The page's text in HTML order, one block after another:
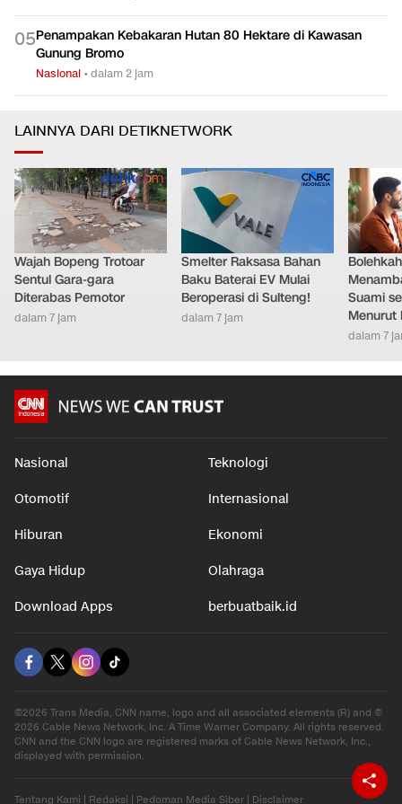
05Penampakan Kebakaran Hutan 80 Hektare di Kawasan
Gunung Bromo
Nasional •dalam 2 jam
LAINNYA DARI DETIKNETWORK
Wajah Bopeng Trotoar
Sentul Gara-gara
Diterabas Pemotor
dalam 7 jam
Smelter Raksasa Bahan
Baku Baterai EV Mulai
Beroperasi di Sulteng!
dalam 7 jam
Suami
Menurut
dalam 7
Nasional Teknologi
Otomotif Internasional
Hiburan Ekonomi
Gaya Hidup Olahraga
Download Apps berbuatbaik.id
©2026 Trans Media, CNN name, logo and all associated elements (R) and ©
2026 Cable News Network, Inc. A Time Warner Company. All rights reserved.
CNN and the CNN logo are registered marks of Cable News Network, Inc.,
displayed with permission.
Tentang Kami Redaksi Pedoman Media Siber Disclaimer